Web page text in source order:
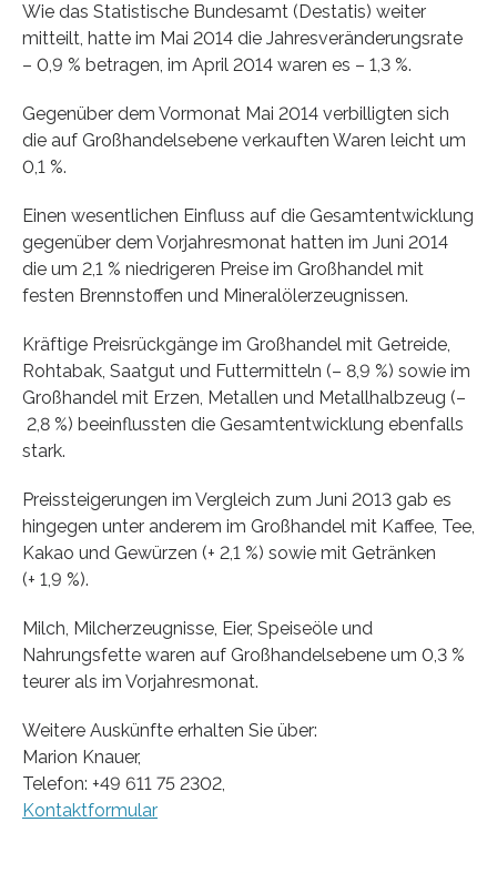
Wie das Statistische Bundesamt (Destatis) weiter
mitteilt, hatte im Mai 2014 die Jahresveränderungsrate
– 0,9 % betragen, im April 2014 waren es – 1,3 %.
Gegenüber dem Vormonat Mai 2014 verbilligten sich
die auf Großhandelsebene verkauften Waren leicht um
0,1 %.
Einen wesentlichen Einfluss auf die Gesamtentwicklung
gegenüber dem Vorjahresmonat hatten im Juni 2014
die um 2,1 % niedrigeren Preise im Großhandel mit
festen Brennstoffen und Mineralölerzeugnissen.
Kräftige Preisrückgänge im Großhandel mit Getreide,
Rohtabak, Saatgut und Futtermitteln (– 8,9 %) sowie im
Großhandel mit Erzen, Metallen und Metallhalbzeug (–
2,8 %) beeinflussten die Gesamtentwicklung ebenfalls
stark.
Preissteigerungen im Vergleich zum Juni 2013 gab es
hingegen unter anderem im Großhandel mit Kaffee, Tee,
Kakao und Gewürzen (+ 2,1 %) sowie mit Getränken
(+ 1,9 %).
Milch, Milcherzeugnisse, Eier, Speiseöle und
Nahrungsfette waren auf Großhandelsebene um 0,3 %
teurer als im Vorjahresmonat.
Weitere Auskünfte erhalten Sie über:
Marion Knauer,
Telefon: +49 611 75 2302,
Kontaktformular